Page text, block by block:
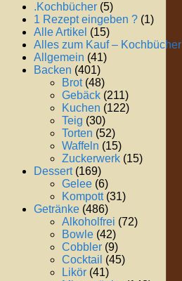
.Kochbücher (5)
1 Rezept eingeben ? (1)
Alle Artikel (15)
Alles zum Kauf – Kochbücher
Allgemein (41)
Backen (401)
Brot(48)
Gebäck (211)
Kuchen (122)
Teig (30)
Torten (52)
Waffeln (15)
Zuckerwerk (15)
Dessert(169)
Gelee (6)
Kompott(31)
Getränke (486)
Alkoholfrei (72)
Bowle (42)
Cobbler (9)
Cocktail (45)
Likör (41)